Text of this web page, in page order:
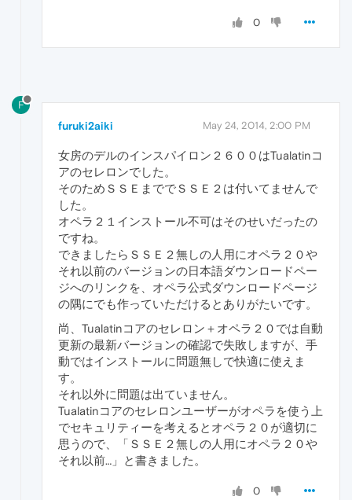
0
F
furuki2aiki May 24, 2014, 2:00 PM
女房のデルのインスパイロン２６００はTualatinコ
アのセレロンでした。
そのためＳＳＥまででＳＳＥ２は付いてませんで
した。
オペラ２１インストール不可はそのせいだったの
ですね。
できましたらＳＳＥ２無しの人用にオペラ２０や
それ以前のバージョンの日本語ダウンロードペー
ジへのリンクを、オペラ公式ダウンロードページ
の隅にでも作っていただけるとありがたいです。
尚、Tualatinコアのセレロン＋オペラ２０では自動
更新の最新バージョンの確認で失敗しますが、手
動ではインストールに問題無しで快適に使えま
す。
それ以外に問題は出ていません。
Tualatinコアのセレロンユーザーがオペラを使う上
でセキュリティーを考えるとオペラ２０が適切に
思うので、「ＳＳＥ２無しの人用にオペラ２０や
それ以前…」と書きました。
0